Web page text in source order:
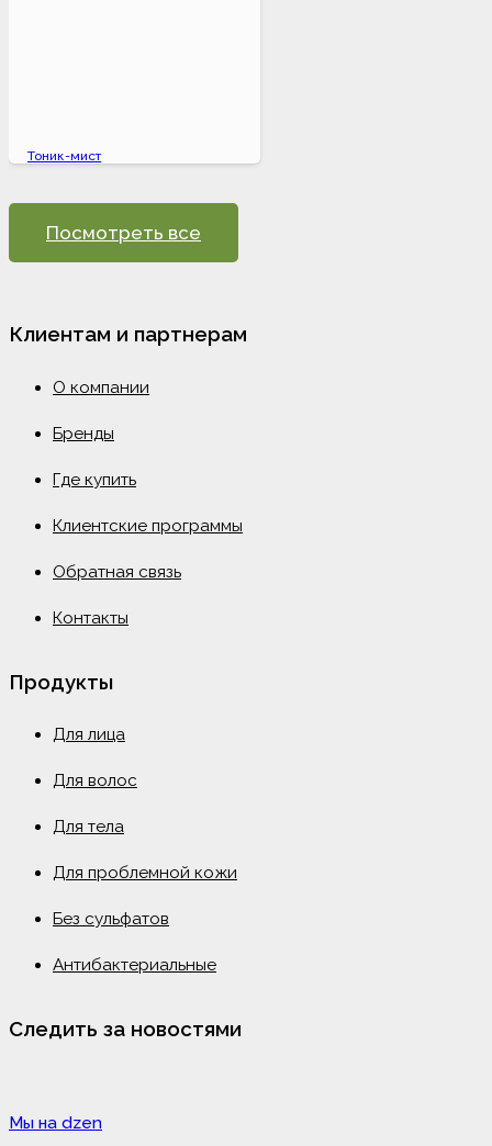
Тоник-мист
Посмотреть все
Клиентам и партнерам
О компании
Бренды
Где купить
Клиентские программы
Обратная связь
Контакты
Продукты
Для лица
Для волос
Для тела
Для проблемной кожи
Без сульфатов
Антибактериальные
Следить за новостями
Мы на dzen